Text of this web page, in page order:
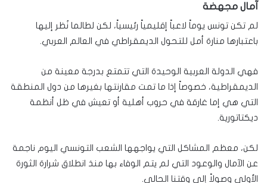
آمال مجهضة
لم تكن تونس يوماً لاعباً إقليمياً رئيسياً، لكن لطالما نُظر إليها
باعتبارها منارة أمل للتحول الديمقراطي في العالم العربي.
فهي الدولة العربية الوحيدة التي تتمتع بدرجة معينة من
الديمقراطية، خصوصاً إذا ما تمت مقارنتها بغيرها من دول المنطقة
التي هي إما غارقة في حروب أهلية أو تعيش في ظل أنظمة
ديكتاتورية.
لكن، معظم المشاكل التي يواجهها الشعب التونسي اليوم ناجمة
عن الآمال والوعود التي لم يتم الوفاء بها منذ انطلاق شرارة الثورة
الأولى وصولاً إلى وقتنا الحالي.